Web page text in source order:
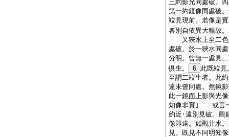
三約影光同處破。
第一約鏡像同處破
竝見現前。若像是
各別自依異大種故
又狹水上至二色
處破。於一狹水同
分明。曾無一處見
倶生。
6 此既竝
至謂二竝生者。此
違未曾同處。然鏡
此一鏡面上影與光
知像非實｣ 或言一
約近･遠別見破。觀
像即遠。如觀井水
見。既見不同明知